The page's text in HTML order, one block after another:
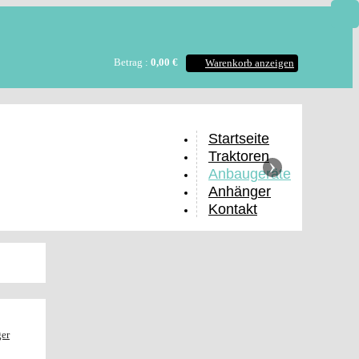
Betrag : 0,00 € Warenkorb anzeigen
Startseite
Traktoren
Anbaugeräte
Anhänger
Kontakt
›